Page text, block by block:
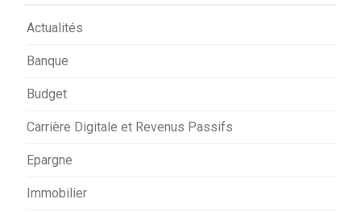
Actualités
Banque
Budget
Carrière Digitale et Revenus Passifs
Epargne
Immobilier